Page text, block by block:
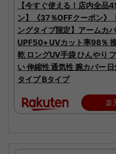
【今すぐ使える！店内全品
ン】《37％OFFクーポン》
ングタイプ限定】アームカ
UPF50+ UVカット率98％
乾 ロングUV手袋 ひんやり
い 伸縮性 通気性 腕カバー
タイプ Bタイプ
楽